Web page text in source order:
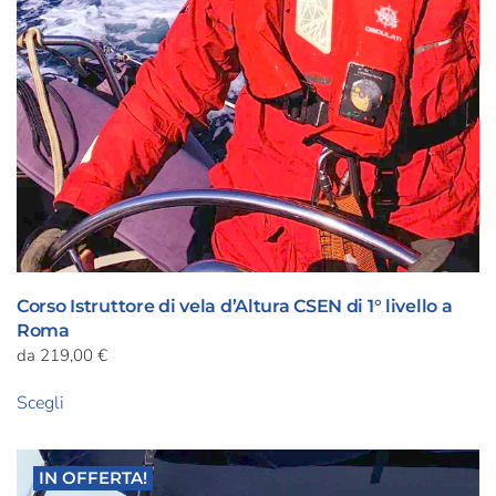
Corso Istruttore di vela d’Altura CSEN di 1° livello a
Roma
da 219,00 €
Scegli
più
varianti.
IN OFFERTA!